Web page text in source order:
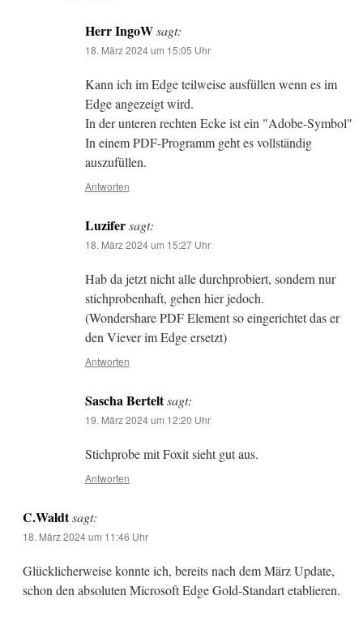
Herr IngoW sagt:
18. März 2024 um 15:05 Uhr
Kann ich im Edge teilweise ausfüllen wenn es im
Edge angezeigt wird.
In der unteren rechten Ecke ist ein "Adobe-Symbol"
In einem PDF-Programm geht es vollständig
auszufüllen.
Antworten
Luzifer sagt:
18. März 2024 um 15:27 Uhr
Hab da jetzt nicht alle durchprobiert, sondern nur
stichprobenhaft, gehen hier jedoch.
(Wondershare PDF Element so eingerichtet das er
den Viever im Edge ersetzt)
Antworten
Sascha Bertelt sagt:
19. März 2024 um 12:20 Uhr
Stichprobe mit Foxit sieht gut aus.
Antworten
C.Waldt sagt:
18. März 2024 um 11:46 Uhr
Glücklicherweise konnte ich, bereits nach dem März Update,
schon den absoluten Microsoft Edge Gold-Standart etablieren.